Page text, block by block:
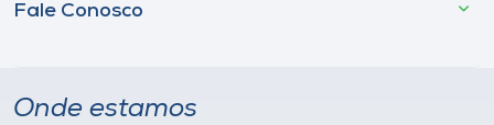
Fale Conosco
Onde estamos